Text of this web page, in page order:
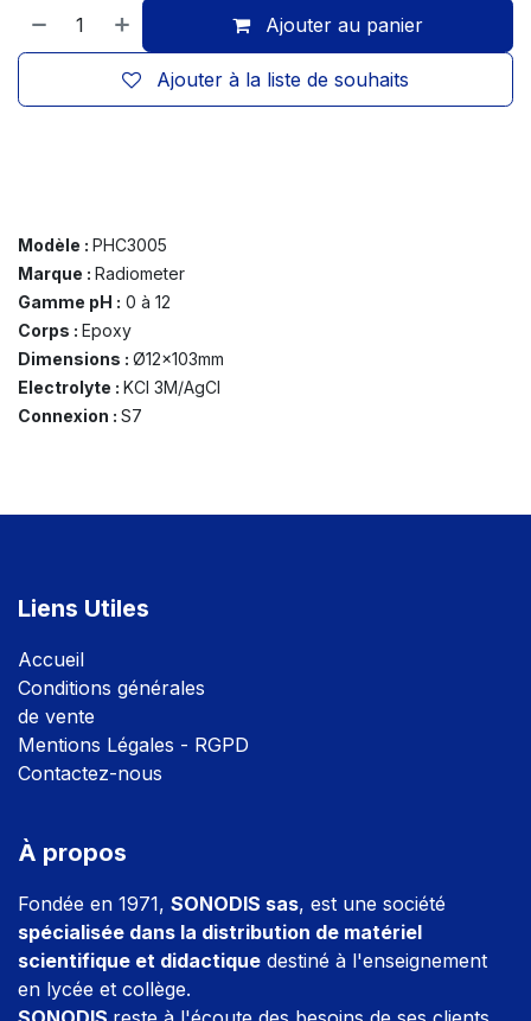
Ajouter au panier
Ajouter à la liste de souhaits
Modèle : PHC3005
Marque : Radiometer
Gamme pH : 0 à 12
Corps : Epoxy
Dimensions : Ø12x103mm
Electrolyte : KCl 3M/AgCl
Connexion : S7
Liens Utiles
Accueil
Conditions générales
de vente
Mentions Légales - RGPD
Contactez-nous
À propos
Fondée en 1971, SONODIS sas, est une société
spécialisée dans la distribution de matériel
scientifique et didactique destiné à l'enseignement
en lycée et collège.